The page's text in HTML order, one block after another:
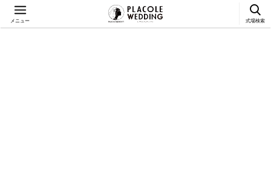
メニュー 式場検索